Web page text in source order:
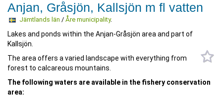
Anjan, Gråsjön, Kallsjön m fl vatten
Jämtlands län / Åre municipality.
Lakes and ponds within the Anjan-Gråsjön area and part of
Kallsjön.
The area offers a varied landscape with everything from
forest to calcareous mountains.
The following waters are available in the fishery conservation
area: